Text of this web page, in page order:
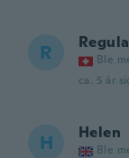
R Regula
Ble
ca. 5 år
H Helen
Ble